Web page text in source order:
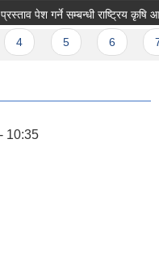
पेश गर्ने सम्बन्धी राष्ट्रिय कृषि
10:35